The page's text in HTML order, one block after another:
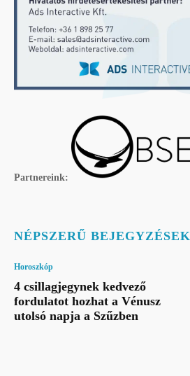
Partnereink:
NÉPSZERŰ BEJEGYZÉSEK
Horoszkóp
4 csillagjegynek kedvező
fordulatot hozhat a Vénusz
utolsó napja a Szűzben